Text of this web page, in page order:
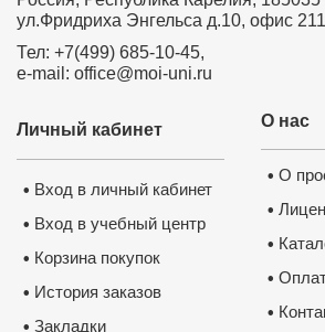
ул.Фридриха Энгельса д.10, офис 211
Тел: +7(499) 685-10-45,
e-mail: office@moi-uni.ru
О нас
• О
•
•
•
•
Личный кабинет
• Вход в личный кабинет
• Вход в учебный центр
• Корзина покупок
• История заказов
• Закладки